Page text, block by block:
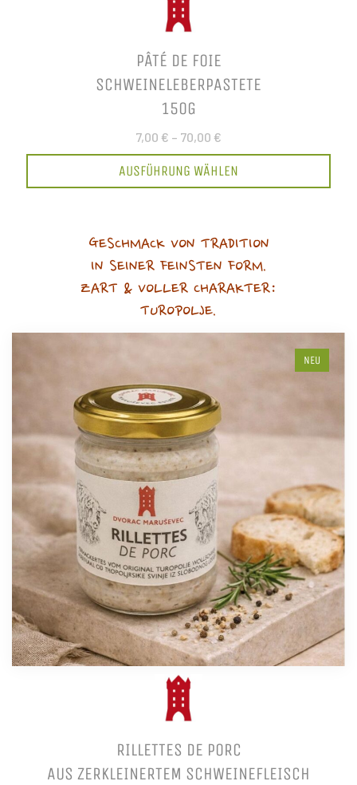
PÂTÉ DE FOIE
SCHWEINELEBERPASTETE
150G
7,00 € – 70,00 €
AUSFÜHRUNG WÄHLEN
GESCHMACK VON TRADITION
IN SEINER FEINSTEN FORM.
ZART & VOLLER CHARAKTER:
TUROPOLJE.
NEU
RILLETTES DE PORC
AUS ZERKLEINERTEM SCHWEINEFLEISCH